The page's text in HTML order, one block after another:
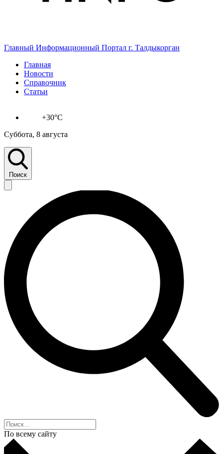
Главный Информационный Портал г. Талдыкорган
Главная
Новости
Справочник
Статьи
+30°C
Суббота, 8 августа
Поиск
По всему сайту